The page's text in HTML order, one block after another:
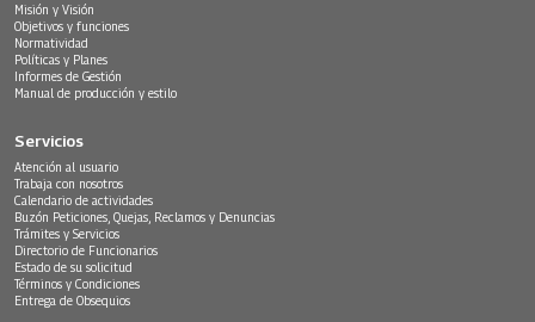
Misión y Visión
Objetivos y funciones
Normatividad
Políticas y Planes
Informes de Gestión
Manual de producción y estilo
Servicios
Atención al usuario
Trabaja con nosotros
Calendario de actividades
Buzón Peticiones, Quejas, Reclamos y Denuncias
Trámites y Servicios
Directorio de Funcionarios
Estado de su solicitud
Términos y Condiciones
Entrega de Obsequios